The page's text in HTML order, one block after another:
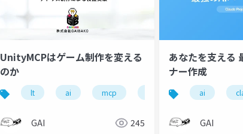
UnityMCPはゲーム制作を変える
のか
lt ai mcp
GAI 245
あなたを支える
ナー作成
ai
GAI